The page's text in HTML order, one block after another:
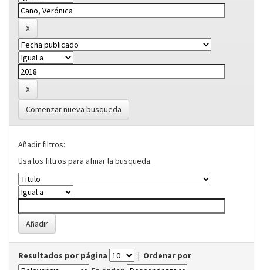
Comenzar nueva busqueda
Añadir filtros:
Usa los filtros para afinar la busqueda.
Resultados por página | Ordenar por